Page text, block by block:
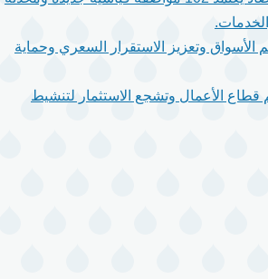
الأسواق وتعزيز الاستقرار السعري وحماية
قطاع الأعمال وتشجع الاستثمار لتنشيط